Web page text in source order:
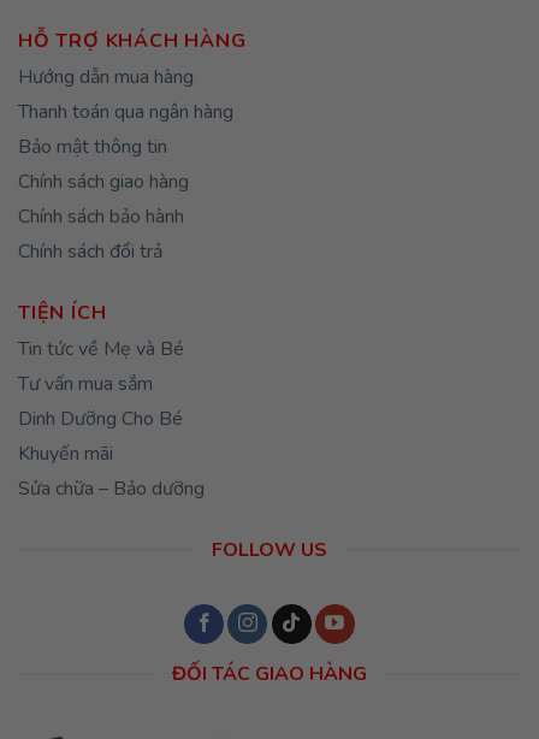
HỖ TRỢ KHÁCH HÀNG
Hướng dẫn mua hàng
Thanh toán qua ngân hàng
Bảo mật thông tin
Chính sách giao hàng
Chính sách bảo hành
Chính sách đổi trả
TIỆN ÍCH
Tin tức về Mẹ và Bé
Tư vấn mua sắm
Dinh Dưỡng Cho Bé
Khuyến mãi
Sửa chữa – Bảo dưỡng
FOLLOW US
ĐỐI TÁC GIAO HÀNG